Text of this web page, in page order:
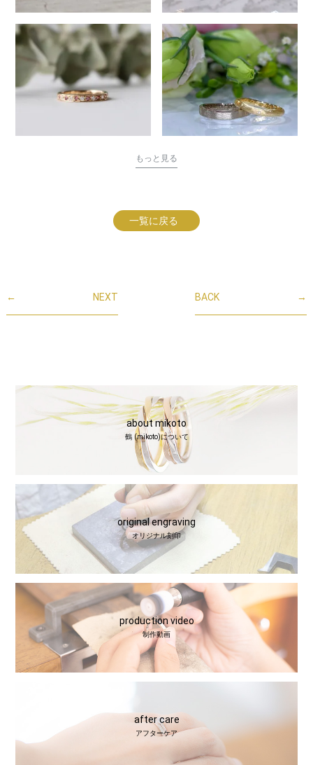
もっと見る
一覧に戻る
← NEXT →
BACK
about mikoto
鶴 (mikoto)について
original engraving
オリジナル刻印
production video
制作動画
after care
アフターケア